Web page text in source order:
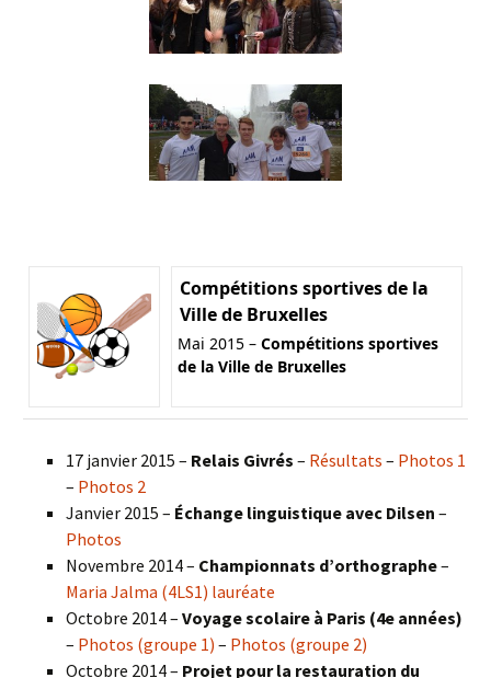
Compétitions sportives de la
Ville de Bruxelles
Mai 2015 – Compétitions sportives
de la Ville de Bruxelles
17 janvier 2015 – Relais Givrés – Résultats – Photos 1
– Photos 2
Janvier 2015 – Échange linguistique avec Dilsen –
Photos
Novembre 2014 – Championnats d’orthographe–
Maria Jalma (4LS1) lauréate
Octobre 2014 – Voyage scolaire à Paris (4e années)
– Photos (groupe 1) – Photos (groupe 2)
Octobre 2014 – Projet pour la restauration du